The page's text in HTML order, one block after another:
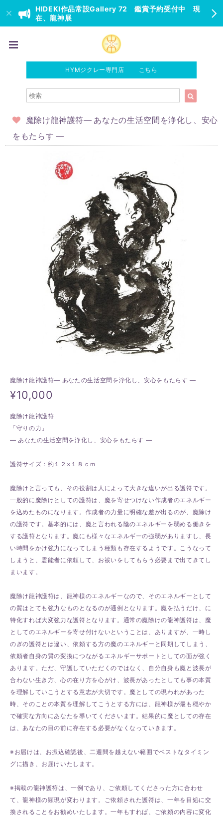
HIDEKI作品常設Gallery 72 鑑賞予約受付中 現
在、龍神展
HYMジクレー専門店 こちら
魔除け龍神護符― あなたの生活空間を浄化し、安心
をもたらす ―
魔除け龍神護符― あなたの生活空間を浄化し、安心をもたらす ―
¥10,000
魔除け龍神護符
「守りの力」
― あなたの生活空間を浄化し、安心をもたらす ―
護符サイズ：約１２×１８ｃｍ
魔除けと言っても、その役割は人によって大きな違いが出る護符です。
一般的に魔除けとしての護符は、魔を寄せつけない作成者のエネルギー
を込めたものになります。作成者の力量に明確な差が出るのが、魔除け
の護符です。基本的には、魔と言われる陰のエネルギーを弱める働きを
する護符となります。魔にも様々なエネルギーの強弱がありますし、長
い時間をかけ強力になってしまう種類も存在するようです。こうなって
しまうと、霊能者に依頼して、お祓いをしてもらう必要まで出てきてし
まいます。
魔除け龍神護符は、龍神様のエネルギーなので、そのエネルギーとして
の質はとても強力なものとなるのが通例となります。魔を払うだけ、に
特化すれば大変強力な護符となります。通常の魔除けの龍神護符は、魔
としてのエネルギーを寄せ付けないということは、ありますが、一時し
のぎの護符とは違い、依頼する方の魔のエネルギーと同期してしまう、
依頼者自身の質の変換につながるエネルギーサポートとしての面が強く
あります。ただ、守護していただくのではなく、自分自身も魔と波長が
合わない生き方、心の在り方を心がけ、波長があったとしても事の本質
を理解していこうとする意志が大切です。魔としての現われがあった
時、そのことの本質を理解してこうとする方には、龍神様が最も穏やか
で確実な方向にあなたを導いてくださいます。結果的に魔としての存在
は、あなたの目の前に存在する必要がなくなっていきます。
※お届けは、お振込確認後、二週間を越えない範囲でベストなタイミン
グに描き、お届けいたします。
※掲載の龍神護符は、一例であり、ご依頼してくださった方に合わせ
て、龍神様の顕現が変わります。ご依頼された護符は、一年を目処に交
換されることをお勧めいたします。一年もすれば、ご依頼の内容に変化